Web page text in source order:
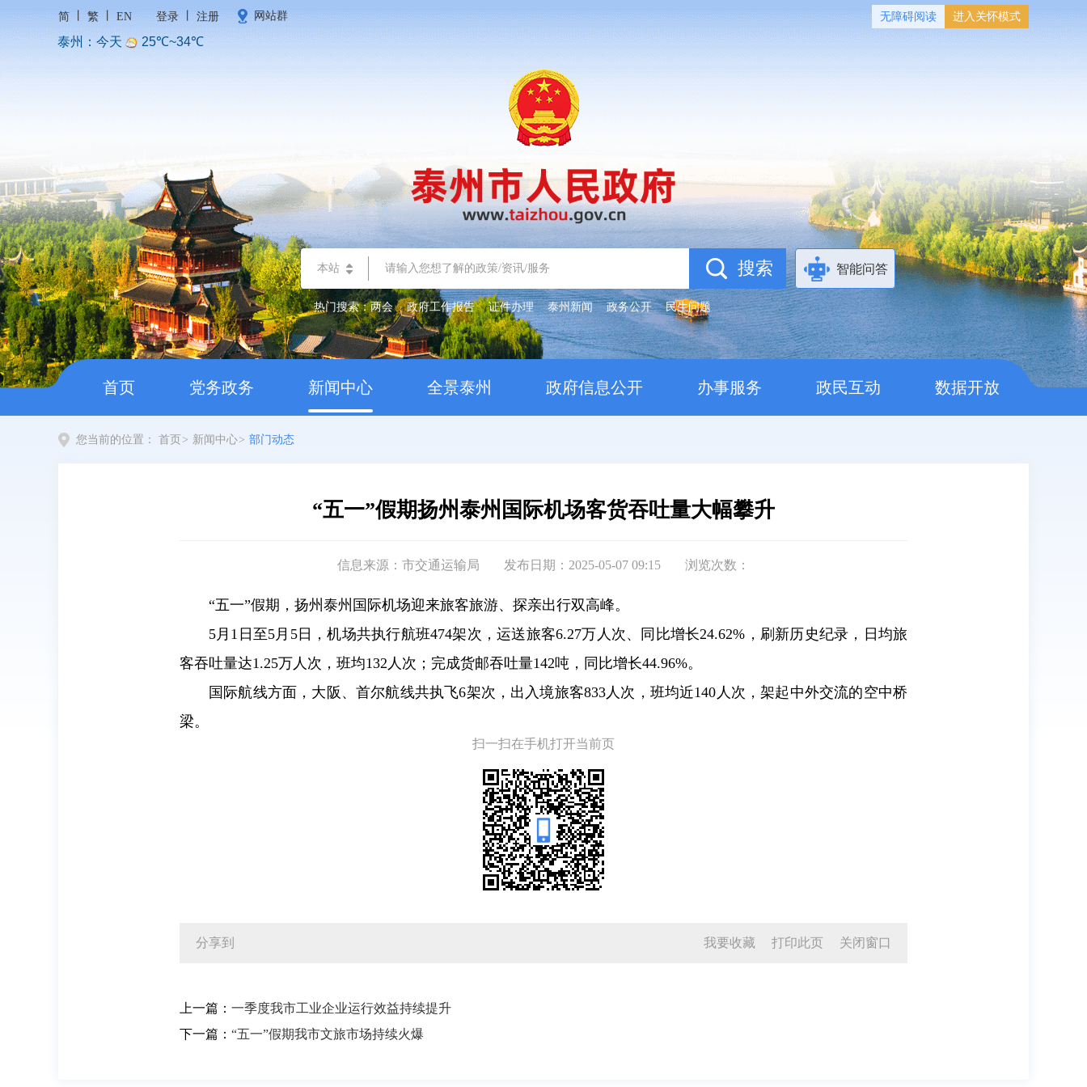
简 繁 EN 登录 注册 网站群 无障碍阅读 进入关怀模式
本站 智能问答
热门搜索：两会 政府工作报告 证件办理 泰州新闻 政务公开 民生问题
首页 党务政务 新闻中心 全景泰州 政府信息公开 办事服务 政民互动 数据开放
您当前的位置： 首页 > 新闻中心> 部门动态
“五一”假期扬州泰州国际机场客货吞吐量大幅攀升
信息来源：市交通运输局 发布日期：2025-05-07 09:15 浏览次数：
“五一”假期，扬州泰州国际机场迎来旅客旅游、探亲出行双高峰。
5月1日至5月5日，机场共执行航班474架次，运送旅客6.27万人次、同比增长24.62%，刷新历史纪录，日均旅
客吞吐量达1.25万人次，班均132人次；完成货邮吞吐量142吨，同比增长44.96%。
国际航线方面，大阪、首尔航线共执飞6架次，出入境旅客833人次，班均近140人次，架起中外交流的空中桥
梁。
扫一扫在手机打开当前页
分享到 我要收藏 打印此页 关闭窗口
上一篇： 一季度我市工业企业运行效益持续提升
下一篇： “五一”假期我市文旅市场持续火爆